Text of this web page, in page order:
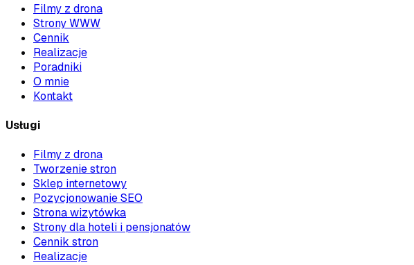
Filmy z drona
Strony WWW
Cennik
Realizacje
Poradniki
O mnie
Kontakt
Usługi
Filmy z drona
Tworzenie stron
Sklep internetowy
Pozycjonowanie SEO
Strona wizytówka
Strony dla hoteli i pensjonatów
Cennik stron
Realizacje